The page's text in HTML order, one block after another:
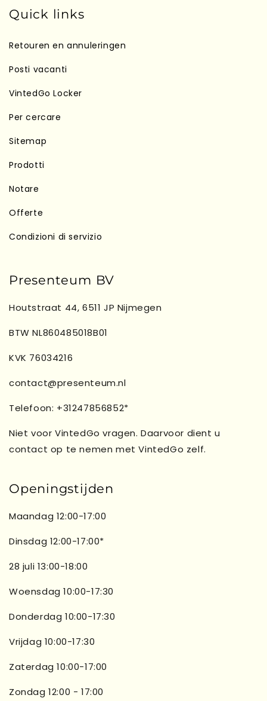
Quick links
Retouren en annuleringen
Posti vacanti
VintedGo Locker
Per cercare
Sitemap
Prodotti
Notare
Offerte
Condizioni di servizio
Presenteum BV
Houtstraat 44, 6511 JP Nijmegen
BTW NL860485018B01
KVK 76034216
contact@presenteum.nl
Telefoon: +31247856852*
Niet voor VintedGo vragen. Daarvoor dient u
contact op te nemen met VintedGo zelf.
Openingstijden
Maandag 12:00-17:00
Dinsdag 12:00-17:00*
28 juli 13:00-18:00
Woensdag 10:00-17:30
Donderdag 10:00-17:30
Vrijdag 10:00-17:30
Zaterdag 10:00-17:00
Zondag 12:00 - 17:00